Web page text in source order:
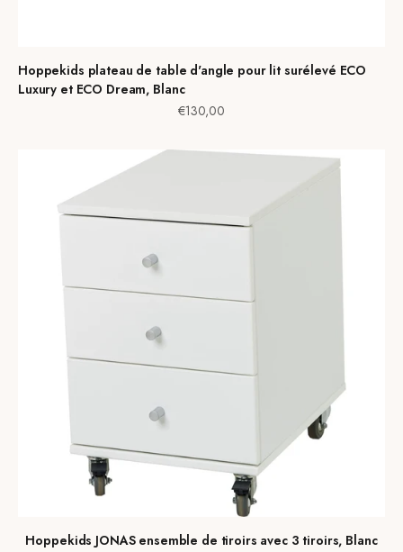
Hoppekids plateau de table d'angle pour lit surélevé ECO
Luxury et ECO Dream, Blanc
Prix de vente
€130,00
Hoppekids JONAS ensemble de tiroirs avec 3 tiroirs, Blanc